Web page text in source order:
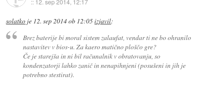
solatko je 12. sep 2014 ob 12:05izjavil:
Brez baterije bi moral sistem zalaufat, vendar ti ne bo ohranilo
nastavitev v bios-u. Za kaero matično ploščo gre?
Če je starejša in ni bil računalnik v obratovanju, so
kondenzatorji lahko zanič in nenapihnjeni (posušeni in jih je
potrebno stestirat).